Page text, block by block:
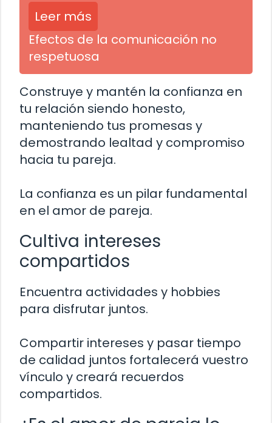
Leer más
Efectos de la comunicación no
respetuosa
Construye y mantén la confianza en
tu relación siendo honesto,
manteniendo tus promesas y
demostrando lealtad y compromiso
hacia tu pareja.
La confianza es un pilar fundamental
en el amor de pareja.
Cultiva intereses
compartidos
Encuentra actividades y hobbies
para disfrutar juntos.
Compartir intereses y pasar tiempo
de calidad juntos fortalecerá vuestro
vínculo y creará recuerdos
compartidos.